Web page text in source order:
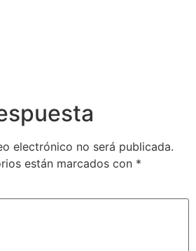
electrónico no será publicada.
están marcados con *